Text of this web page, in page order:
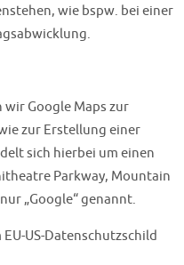
wie bspw. bei einer
Google Maps zur
zur Erstellung einer
sich hierbei um einen
Parkway, Mountain
„Google“ genannt.
US-Datenschutzschild